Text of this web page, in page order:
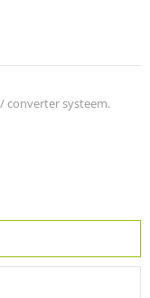
converter systeem.